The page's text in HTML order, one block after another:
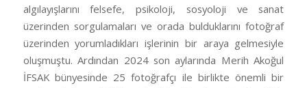
algılayışlarını felsefe, psikoloji, sosyoloji ve sanat
üzerinden sorgulamaları ve orada bulduklarını fotoğraf
üzerinden yorumladıkları işlerinin bir araya gelmesiyle
oluşmuştu. Ardından 2024 son aylarında Merih Akoğul
İFSAK bünyesinde 25 fotoğrafçı ile birlikte önemli bir